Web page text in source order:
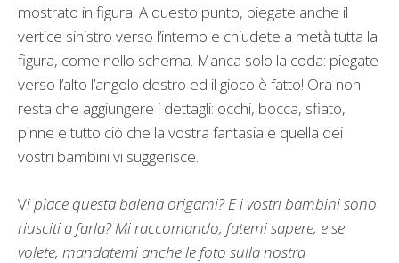
mostrato in figura. A questo punto, piegate anche il
vertice sinistro verso l’interno e chiudete a metà tutta la
figura, come nello schema. Manca solo la coda: piegate
verso l’alto l’angolo destro ed il gioco è fatto! Ora non
resta che aggiungere i dettagli: occhi, bocca, sfiato,
pinne e tutto ciò che la vostra fantasia e quella dei
vostri bambini vi suggerisce.
Vi piace questa balena origami? E i vostri bambini sono
riusciti a farla? Mi raccomando, fatemi sapere, e se
volete, mandatemi anche le foto sulla nostra